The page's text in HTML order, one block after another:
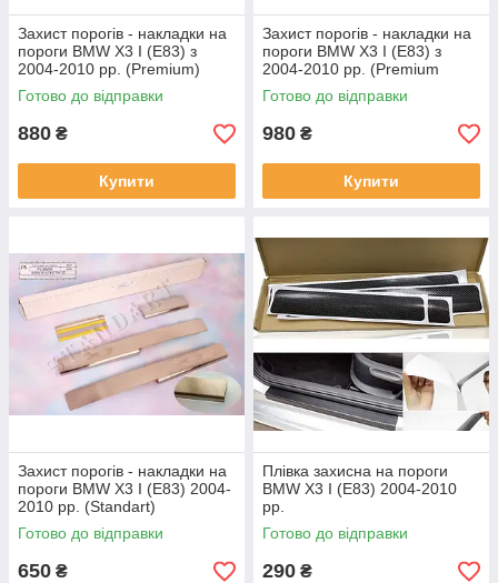
Захист порогів - накладки на
пороги BMW X3 I (E83) з
2004-2010 рр. (Premium)
Готово до відправки
880 ₴
Купити
Захист порогів - накладки на
пороги BMW X3 I (E83) з
2004-2010 рр. (Premium
carbon)
Готово до відправки
980 ₴
Купити
Захист порогів - накладки на
пороги BMW X3 I (E83) 2004-
2010 рр. (Standart)
Готово до відправки
650 ₴
Плівка захисна на пороги
BMW X3 I (E83) 2004-2010
рр.
Готово до відправки
290 ₴